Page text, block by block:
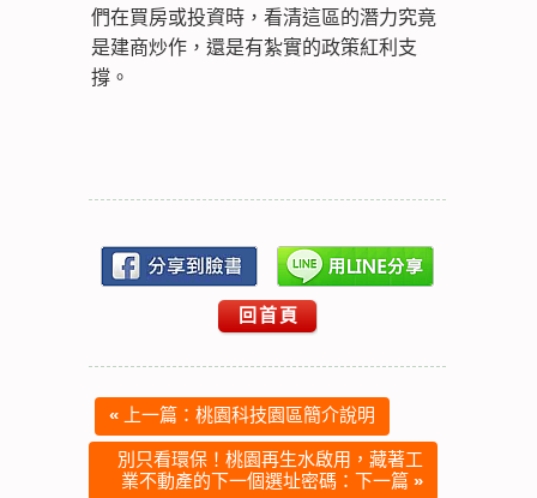
們在買房或投資時，看清這區的潛力究竟
是建商炒作，還是有紮實的政策紅利支
撐。
回首頁
« 上一篇：桃園科技園區簡介說明
別只看環保！桃園再生水啟用，藏著工
業不動產的下一個選址密碼：下一篇 »